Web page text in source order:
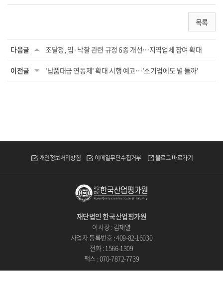
목록
다음글 조달청, 입·낙찰 관련 규정 6종 개선…지역업체 참여 확대
이전글 '납품대금 연동제' 확대 시행 예고…'소기업에도 볕 들까'
개인정보처리방침 이메일무단수집거부 블로그 바로가기
재단법인 한국산업평가원
이사장 : 김재열
사업자 등록번호 : 409-82-16030
전화 : 1566-1309
팩스 : 070-7872-7739